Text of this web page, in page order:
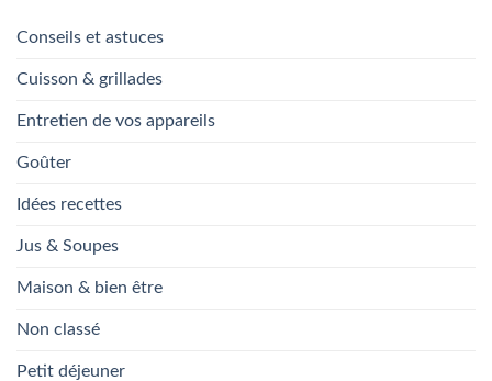
Conseils et astuces
Cuisson & grillades
Entretien de vos appareils
Goûter
Idées recettes
Jus & Soupes
Maison & bien être
Non classé
Petit déjeuner